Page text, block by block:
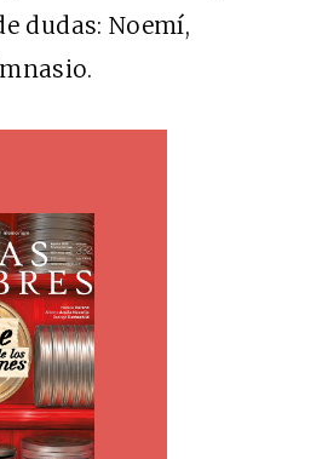
dudas: Noemí,